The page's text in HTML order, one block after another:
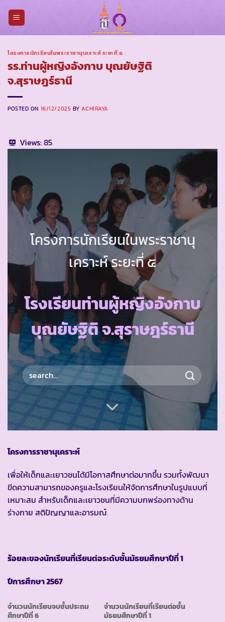
โครงการนักเรียนในพระราชานุเคราะห์ ระยะที่ ๕
รร.ท่านผู้หญิงอังกาบ บุณยัษฐิติ
จ.สุราษฎร์ธานี
POSTED ON 16/12/2025 BYACHIRAYA
Views:85
โครงการนักเรียนในพระราชานุ
เคราะห์ ระยะที่ ๕
โรงเรียนท่านผู้หญิงอังกาบ
บุณยัษฐิติ จ.สุราษฎร์ธานี
โครงการราชานุเคราะห์
เพื่อให้เด็กและเยาวชนได้มีโอกาสศึกษาต่อมากขึ้น รวมทั้งพัฒนา
ขีดความสามารถของครูและโรงเรียนให้จัดการศึกษาในรูปแบบที่
เหมาะสม สำหรับเด็กและเยาวชนที่มีความบกพร่องทางด้าน
ร่างกาย สติปัญญาและอารมณ์
ร้อยละของนักเรียนที่เรียนต่อระดับชั้นมัธยมศึกษาปีที่ 1
ปีการศึกษา2567
จำนวนนักเรียนจบชั้นประถม
ศึกษาปีที่ 6
จำนวนนักเรียนที่เรียนต่อชั้น
มัธยมศึกษาปีที่ 1